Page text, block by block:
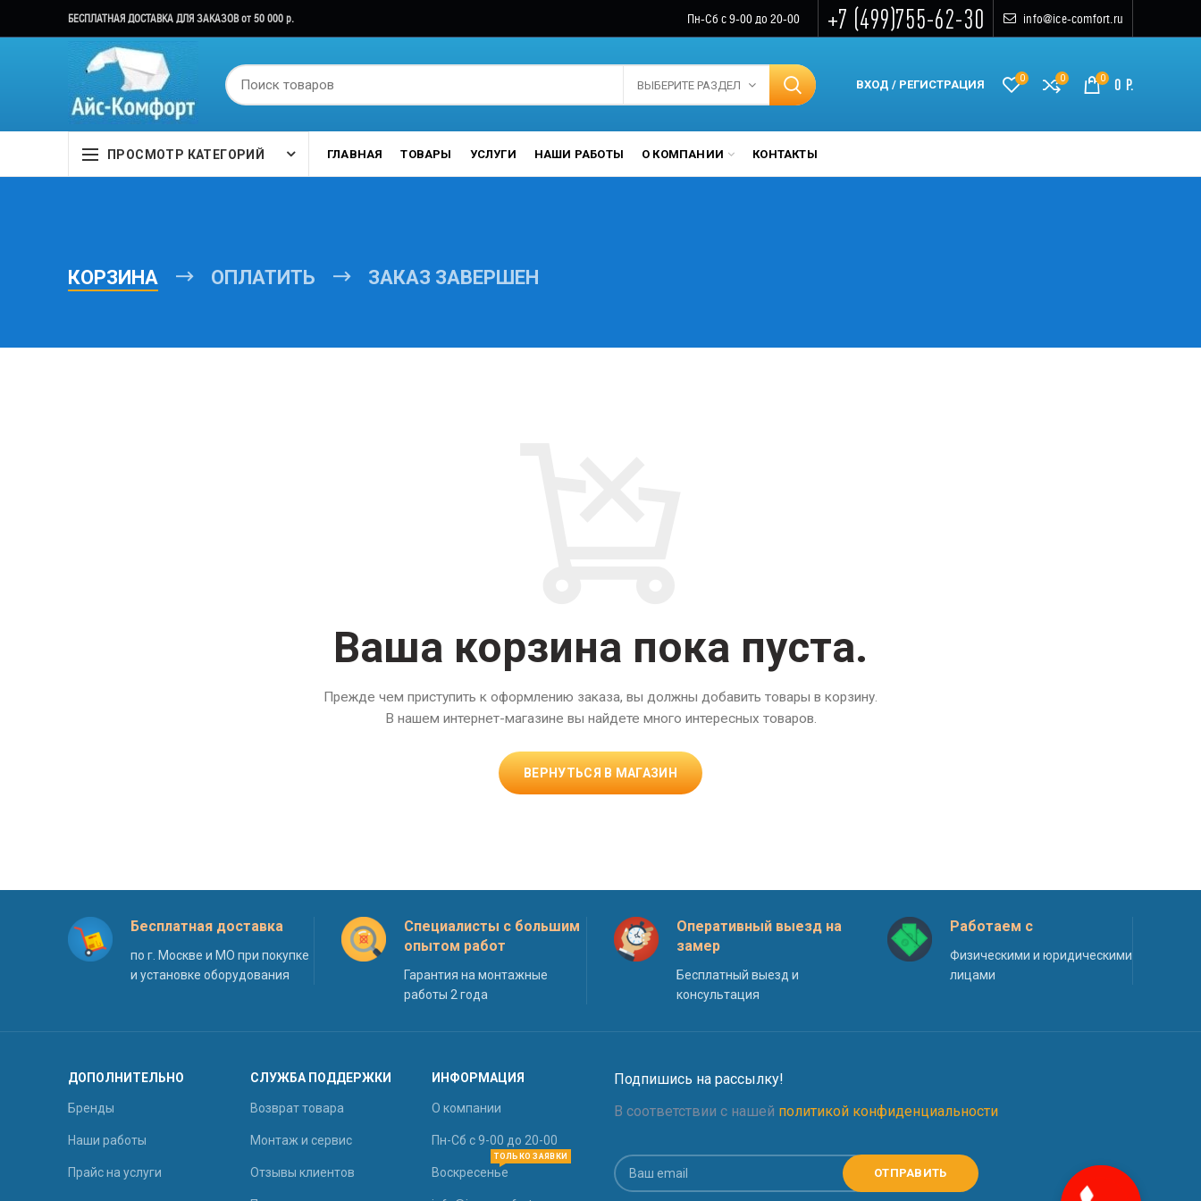
БЕСПЛАТНАЯ ДОСТАВКА ДЛЯ ЗАКАЗОВ от 50 000 р. Пн-Сб с 9-00 до 20-00 +7 (499)755-62-30 info@ice-comfort.ru
ВЫБЕРИТЕ РАЗДЕЛ ВХОД / РЕГИСТРАЦИЯ 0 0 0 0 Р.
ПРОСМОТР КАТЕГОРИЙ ГЛАВНАЯ ТОВАРЫ УСЛУГИ НАШИ РАБОТЫ О КОМПАНИИ КОНТАКТЫ
КОРЗИНА ОПЛАТИТЬ ЗАКАЗ ЗАВЕРШЕН
Ваша корзина пока пуста.
Прежде чем приступить к оформлению заказа, вы должны добавить товары в корзину.
В нашем интернет-магазине вы найдете много интересных товаров.
ВЕРНУТЬСЯ В МАГАЗИН
Бесплатная доставка
по г. Москве и МО при покупке
и установке оборудования
Специалисты с большим
опытом работ
Гарантия на монтажные
работы 2 года
Оперативный выезд на
замер
Бесплатный выезд и
консультация
Работаем с
Физическими и юридическими
лицами
ДОПОЛНИТЕЛЬНО
Бренды
Наши работы
Прайс на услуги
СЛУЖБА ПОДДЕРЖКИ
Возврат товара
Монтаж и сервис
Отзывы клиентов
ИНФОРМАЦИЯ
О компании
Пн-Сб с 9-00 до 20-00
Воскресенье
ТОЛЬКО ЗАЯВКИ
Подпишись на рассылку!
В соответствии с нашей политикой конфиденциальности